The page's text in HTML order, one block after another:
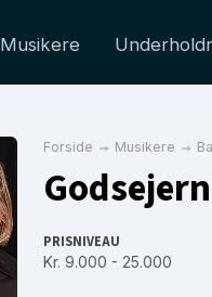
Musikere
Forside Musikere
PRISNIVEAU
Kr. 9.000 - 25.000